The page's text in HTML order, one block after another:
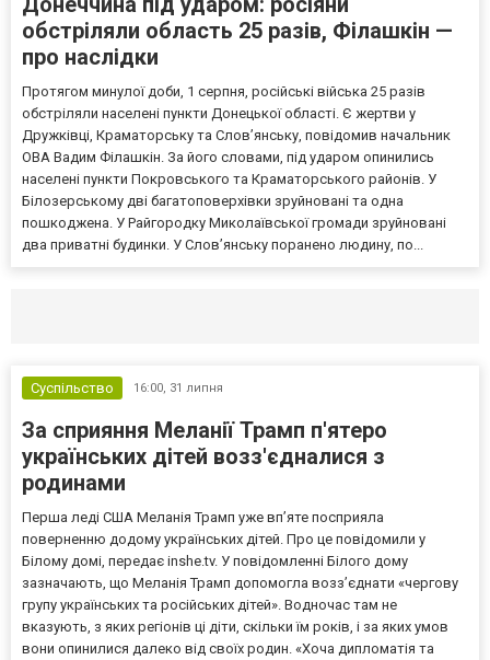
обстріляли область 25 разів, Філашкін —
про наслідки
Протягом минулої доби, 1 серпня, російські війська 25 разів
обстріляли населені пункти Донецької області. Є жертви у
Дружківці, Краматорську та Слов’янську, повідомив начальник
ОВА Вадим Філашкін. За його словами, під ударом опинились
населені пункти Покровського та Краматорського районів. У
Білозерському дві багатоповерхівки зруйновані та одна
пошкоджена. У Райгородку Миколаївської громади зруйновані
два приватні будинки. У Слов’янську поранено людину, по...
Суспільство 16:00, 31 липня
За сприяння Меланії Трамп п'ятеро
українських дітей возз'єдналися з
родинами
Перша леді США Меланія Трамп уже впʼяте посприяла
поверненню додому українських дітей. Про це повідомили у
Білому домі, передає inshe.tv. У повідомленні Білого дому
зазначають, що Меланія Трамп допомогла возз’єднати «чергову
групу українських та російських дітей». Водночас там не
вказують, з яких регіонів ці діти, скільки їм років, і за яких умов
вони опинилися далеко від своїх родин. «Хоча дипломатія та